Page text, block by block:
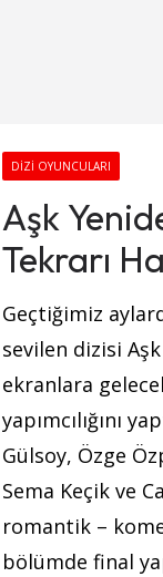
DIZI OYUNCULARI
Aşk
Tekrarı
Geçtiğimiz
sevilen dizisi
ekranlara
yapımcılığını
Gülsoy, Özge
Sema Keçik ve
romantik –
bölümde final